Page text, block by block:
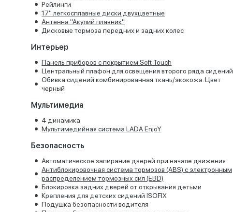
Рейлинги
17'' легкосплавные диски двухцветные
Антенна "Акулий плавник"
Дисковые тормоза передних и задних колес
Интерьер
Панель приборов с покрытием Soft Touch
Центральный плафон для освещения второго ряда сидений
Обивка сидений комбинированная ткань/экокожа. Цвет
черный
Мультимедиа
4 динамика
Мультимедийная система LADA EnjoY
Безопасность
Автоматическое запирание дверей при начале движения
Антиблокировочная система тормозов (ABS) с электронным
распределением тормозных сил (EBD)
Блокировка задних дверей от открывания детьми
Крепления для детских сидений ISOFIX
Подушка безопасности водителя